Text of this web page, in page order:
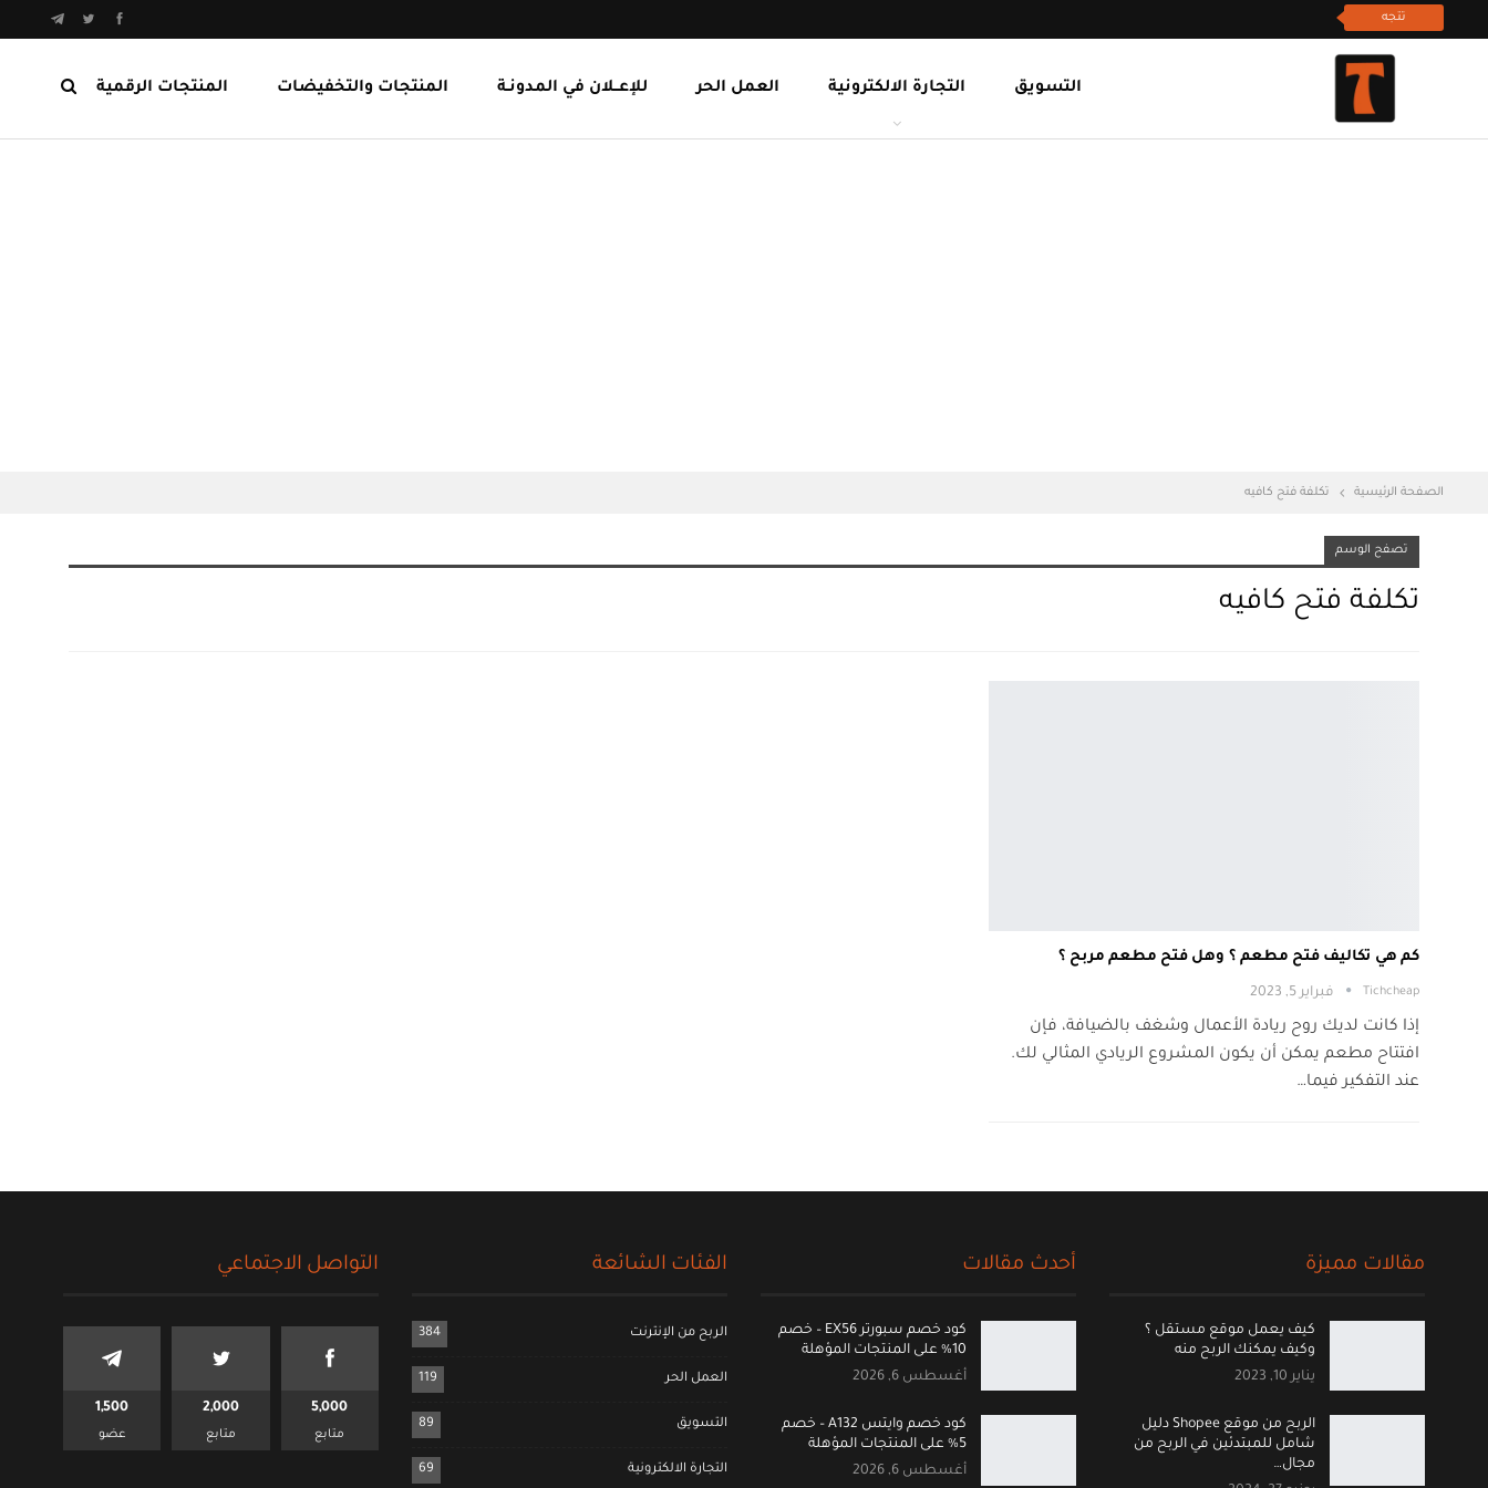
تتجه
المنتجات الرقمية المنتجات والتخفيضات للإعــلان في المدونـة العمل الحر التجارة الالكترونية التسويق
الصفحة الرئيسية تكلفة فتح كافيه
تصفح الوسم
تكلفة فتح كافيه
كم هي تكاليف فتح مطعم ؟ وهل فتح مطعم مربح ؟
Tichcheap فبراير 5, 2023
إذا كانت لديك روح ريادة الأعمال وشغف بالضيافة، فإن
افتتاح مطعم يمكن أن يكون المشروع الريادي المثالي لك.
عند التفكير فيما…
مقالات مميزة
كيف يعمل موقع مستقل ؟
وكيف يمكنك الربح منه
يناير 10, 2023
الربح من موقع Shopee دليل
شامل للمبتدئين في الربح من
مجال…
أحدث مقالات
كود خصم سبورتر EX56 – خصم
10% على المنتجات المؤهلة
أغسطس 6, 2026
كود خصم وايتس A132 – خصم
5% على المنتجات المؤهلة
أغسطس 6, 2026
الفئات الشائعة
الربح من الإنترنت 384
العمل الحر 119
التسويق 89
التجارة الالكترونية 69
التواصل الاجتماعي
5,000
متابع
2,000
متابع
1,500
عضو